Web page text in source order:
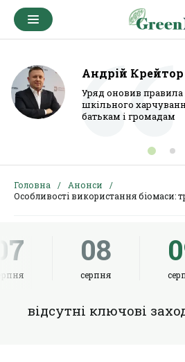
Андрій Крейтор
Уряд оновив правила
шкільного
батькам і громадам
Головна
Анонси
Особливості використання біомаси:
08
серпня
вiдсутнi ключові